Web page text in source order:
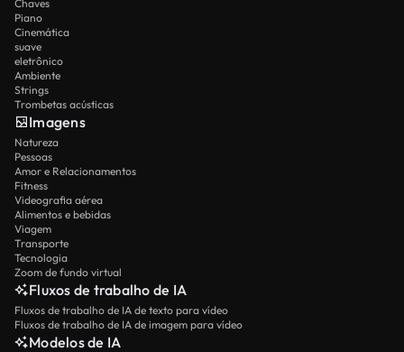
Chaves
Piano
Cinemática
suave
eletrônico
Ambiente
Strings
Trombetas acústicas
Imagens
Natureza
Pessoas
Amor e Relacionamentos
Fitness
Videografia aérea
Alimentos e bebidas
Viagem
Transporte
Tecnologia
Zoom de fundo virtual
Fluxos de trabalho de IA
Fluxos de trabalho de IA de texto para vídeo
Fluxos de trabalho de IA de imagem para vídeo
Modelos de IA